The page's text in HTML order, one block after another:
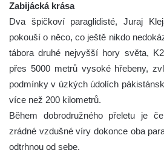
Zabijácká krása
Dva špičkoví paraglidisté, Juraj
pokouší o něco, co ještě nikdo
tábora druhé nejvyšší hory světa,
přes 5000 metrů vysoké hřebeny,
podmínky v úzkých údolích
více než 200 kilometrů.
Během dobrodružného přeletu je
zrádné vzdušné víry dokonce oba
odtrhnou od sebe.